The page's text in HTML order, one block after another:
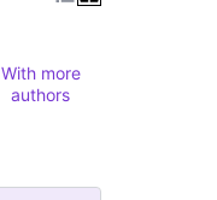
With more
authors